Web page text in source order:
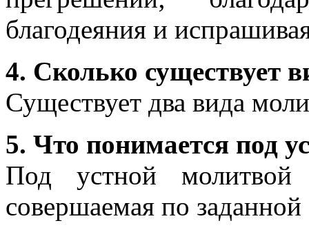
благодеяния и
4. Сколько существует
Существует два вида
5. Что понимается под
Под устной молитвой
совершаемая по